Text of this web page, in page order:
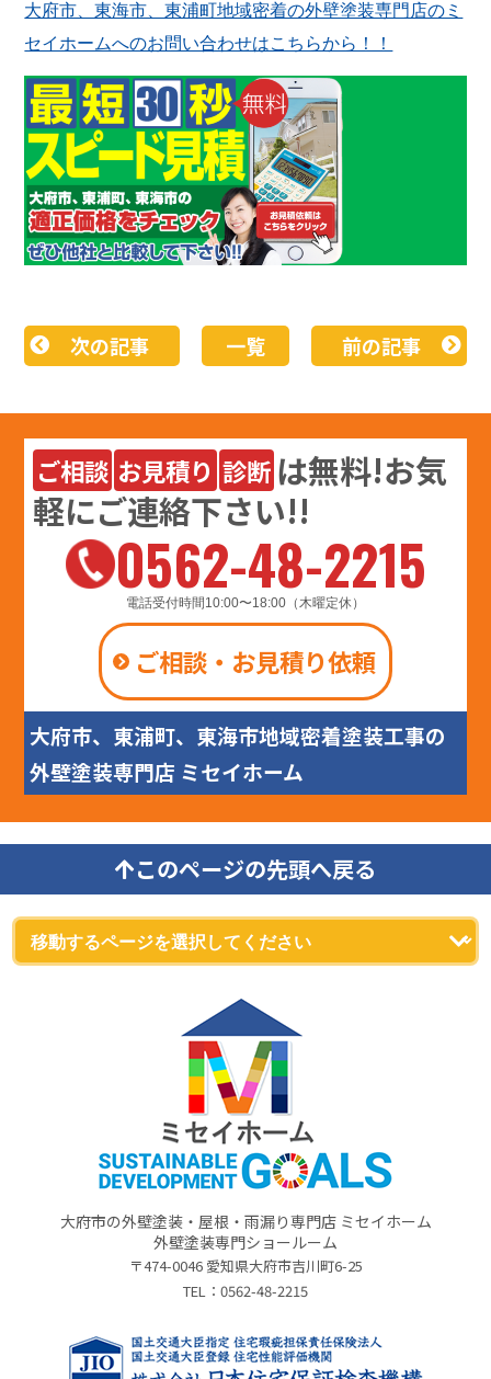
大府市、東海市、東浦町地域密着の外壁塗装専門店のミ
セイホームへのお問い合わせはこちらから！！
次の記事 一覧 前の記事
ご相談 お見積り 診断 は無料!お気
軽にご連絡下さい!!
0562-48-2215
電話受付時間10:00〜18:00（木曜定休）
ご相談・お見積り依頼
大府市、東浦町、東海市地域密着塗装工事の
外壁塗装専門店 ミセイホーム
このページの先頭へ戻る
大府市の外壁塗装・屋根・雨漏り専門店 ミセイホーム
外壁塗装専門ショールーム
〒474-0046 愛知県大府市吉川町6-25
TEL： 0562-48-2215